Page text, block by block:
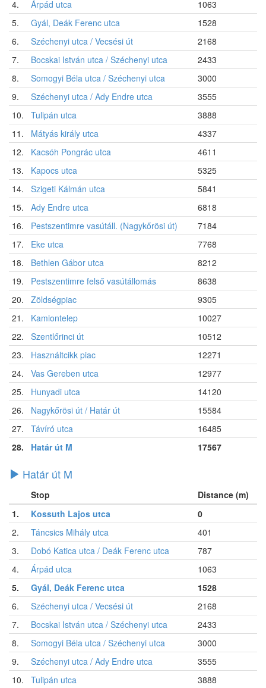
4.
Árpád utca
1063
5.
Gyál, Deák Ferenc utca
1528
6.
Széchenyi utca / Vecsési út
2168
7.
Bocskai István utca / Széchenyi utca
2433
8.
Somogyi Béla utca / Széchenyi utca
3000
9.
Széchenyi utca / Ady Endre utca
3555
10.
Tulipán utca
3888
11.
Mátyás király utca
4337
12.
Kacsóh Pongrác utca
4611
13.
Kapocs utca
5325
14.
Szigeti Kálmán utca
5841
15.
Ady Endre utca
6818
16.
Pestszentimre vasútáll. (Nagykőrösi út)
7184
17.
Eke utca
7768
18.
Bethlen Gábor utca
8212
19.
Pestszentimre felső vasútállomás
8638
20.
Zöldségpiac
9305
21.
Kamiontelep
10027
22.
Szentlőrinci út
10512
23.
Használtcikk piac
12271
24.
Vas Gereben utca
12977
25.
Hunyadi utca
14120
26.
Nagykőrösi út / Határ út
15584
27.
Távíró utca
16485
28.
Határ út M 17567
Határ út M
Stop
Distance (m)
1.
Kossuth Lajos utca
0
2.
Táncsics Mihály utca
401
3.
Dobó Katica utca / Deák Ferenc utca
787
4.
Árpád utca
1063
5.
Gyál, Deák Ferenc utca
1528
6.
Széchenyi utca / Vecsési út
2168
7.
Bocskai István utca / Széchenyi utca
2433
8.
Somogyi Béla utca / Széchenyi utca
3000
9.
Széchenyi utca / Ady Endre utca
3555
10.
Tulipán utca
3888